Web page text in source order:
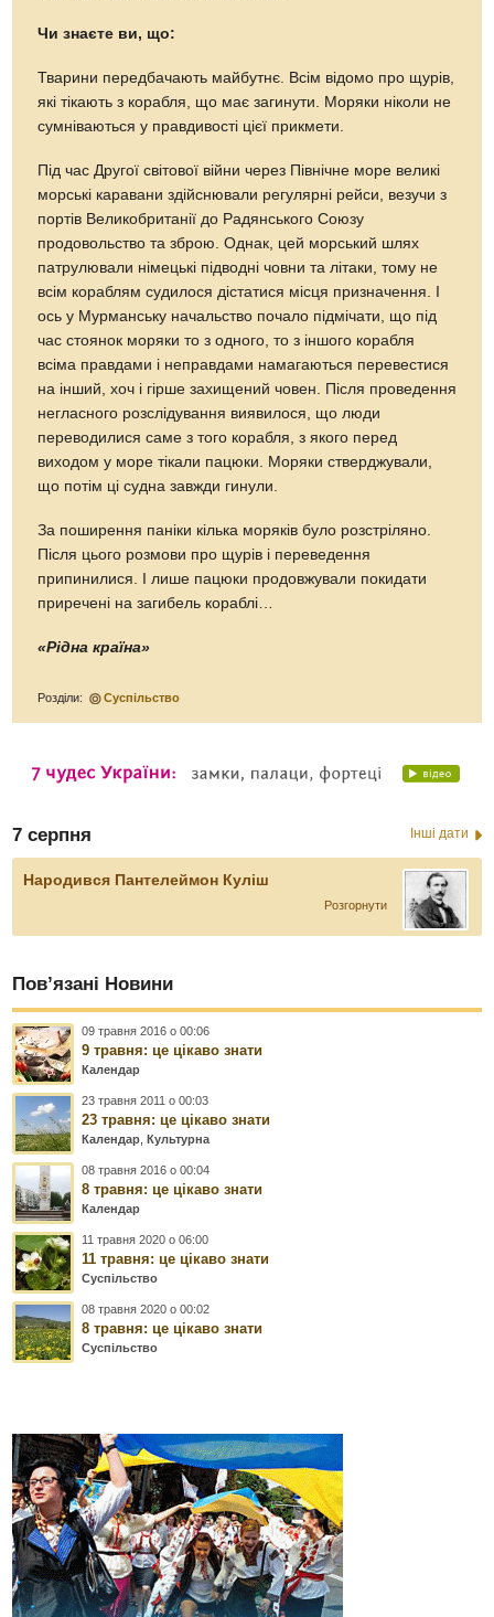
Чи знаєте ви, що:
Тварини передбачають майбутнє. Всім відомо про щурів,
які тікають з корабля, що має загинути. Моряки ніколи не
сумніваються у правдивості цієї прикмети.
Під час Другої світової війни через Північне море великі
морські каравани здійснювали регулярні рейси, везучи з
портів Великобританії до Радянського Союзу
продовольство та зброю. Однак, цей морський шлях
патрулювали німецькі підводні човни та літаки, тому не
всім кораблям судилося дістатися місця призначення. І
ось у Мурманську начальство почало підмічати, що під
час стоянок моряки то з одного, то з іншого корабля
всіма правдами і неправдами намагаються перевестися
на інший, хоч і гірше захищений човен. Після проведення
негласного розслідування виявилося, що люди
переводилися саме з того корабля, з якого перед
виходом у море тікали пацюки. Моряки стверджували,
що потім ці судна завжди гинули.
За поширення паніки кілька моряків було розстріляно.
Після цього розмови про щурів і переведення
припинилися. І лише пацюки продовжували покидати
приречені на загибель кораблі…
«Рідна країна»
Розділи: Суспільство
7 серпня Інші дати
Народився Пантелеймон Куліш
Розгорнути
Пов’язані Новини
09 травня 2016 о 00:06
9 травня: це цікаво знати
Календар
23 травня 2011 о 00:03
23 травня: це цікаво знати
Календар ,Культурна
08 травня 2016 о 00:04
8 травня: це цікаво знати
Календар
11 травня 2020 о 06:00
11 травня: це цікаво знати
Суспільство
08 травня 2020 о 00:02
8 травня: це цікаво знати
Суспільство